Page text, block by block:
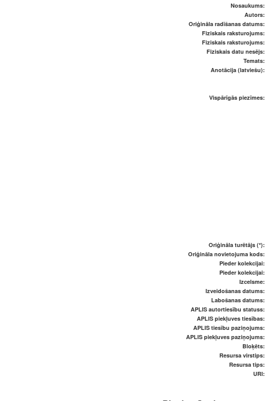
Nosaukums:
Autors:
Oriģināla radīšanas datums:
Fiziskais raksturojums:
Fiziskais raksturojums:
Fiziskais datu nesējs:
Temats:
Anotācija (latviešu):
Vispārīgās piezīmes:
Oriģināla turētājs (*):
Oriģināla novietojuma kods:
Pieder kolekcijai:
Pieder kolekcijai:
Izcelsme:
Izveidošanas datums:
Labošanas datums:
APLIS autortiesību statuss:
APLIS piekļuves tiesības:
APLIS tiesību paziņojums:
APLIS piekļuves paziņojums:
Bloķēts:
Resursa virstips:
Resursa tips:
URI: